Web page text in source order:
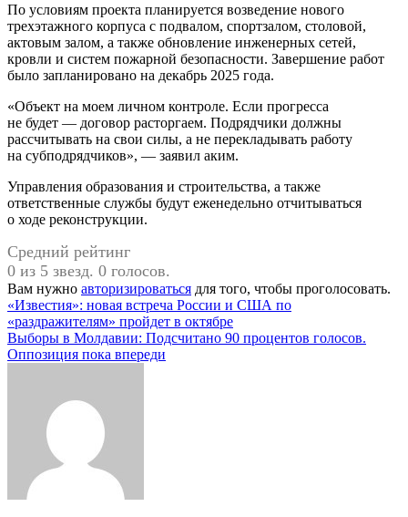
По условиям проекта планируется возведение нового
трехэтажного корпуса с подвалом, спортзалом, столовой,
актовым залом, а также обновление инженерных сетей,
кровли и систем пожарной безопасности. Завершение работ
было запланировано на декабрь 2025 года.
«Объект на моем личном контроле. Если прогресса
не будет — договор расторгаем. Подрядчики должны
рассчитывать на свои силы, а не перекладывать работу
на субподрядчиков», — заявил аким.
Управления образования и строительства, а также
ответственные службы будут еженедельно отчитываться
о ходе реконструкции.
Средний рейтинг
0 из 5 звезд. 0 голосов.
Вам нужно авторизироваться для того, чтобы проголосовать.
Навигация
по
записям
«Известия»: новая встреча России и США по
«раздражителям» пройдет в октябре
Выборы в Молдавии: Подсчитано 90 процентов голосов.
Оппозиция пока впереди